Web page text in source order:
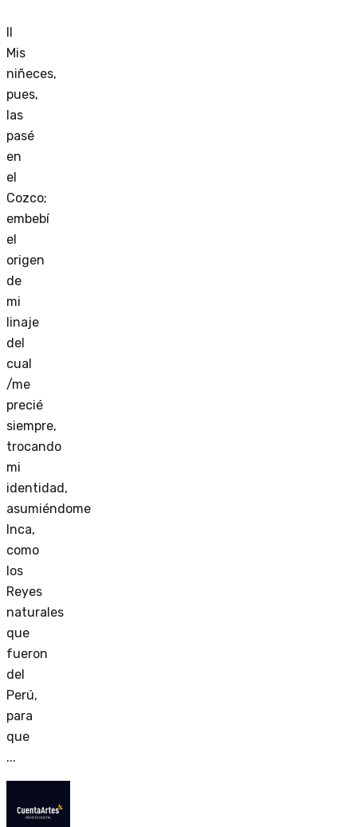
Mis
niñeces,
pues,
las
pasé
en
el
Cozco;
embebí
el
origen
de
mi
linaje
del
cual
/me
precié
siempre,
trocando
mi
identidad,
asumiéndome
Inca,
como
los
Reyes
naturales
que
fueron
del
Perú,
para
que
...